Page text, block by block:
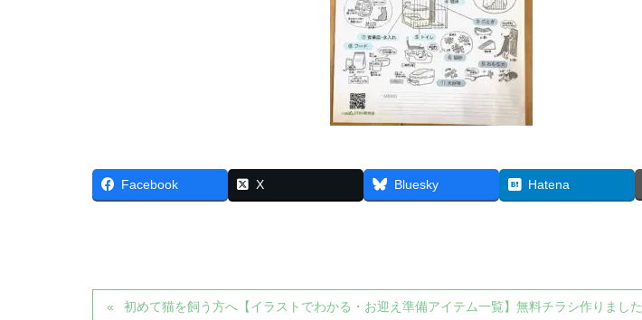
Facebook X Bluesky Hatena
初めて猫を飼う方へ【イラストでわかる・お迎え準備アイテム一覧】無料チラシ作りました